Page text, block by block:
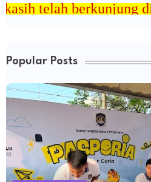
di Media
Popular Posts